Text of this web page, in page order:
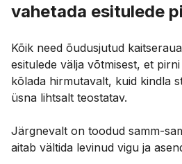
vahetada esitulede
Kõik need õudusjutud
esitulede välja võtmisest, et
kõlada hirmutavalt, kuid kindla
üsna lihtsalt teostatav.
Järgnevalt on toodud samm-
aitab vältida levinud vigu ja